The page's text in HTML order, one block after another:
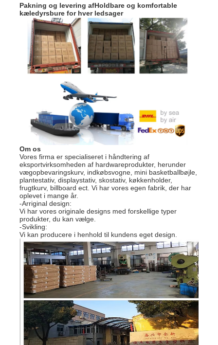
Pakning og levering afHoldbare og komfortable
kæledyrsbure for hver ledsager
Om os
Vores firma er specialiseret i håndtering af
eksportvirksomheden af hardwareprodukter, herunder
vægopbevaringskurv, indkøbsvogne, mini basketballbøjle,
plantestativ, displaystativ, skostativ, køkkenholder,
frugtkurv, billboard ect. Vi har vores egen fabrik, der har
oplevet i mange år.
-Arriginal design:
Vi har vores originale designs med forskellige typer
produkter, du kan vælge.
-Svikling:
Vi kan producere i henhold til kundens eget design.